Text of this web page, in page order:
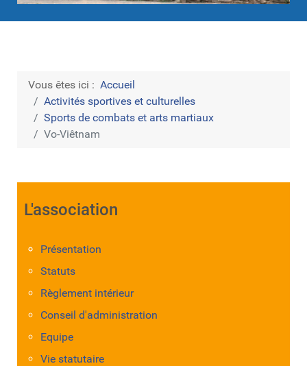
Vous êtes ici : Accueil
Activités sportives et culturelles
Sports de combats et arts martiaux
Vo-Viêtnam
L'association
Présentation
Statuts
Règlement intérieur
Conseil d'administration
Equipe
Vie statutaire